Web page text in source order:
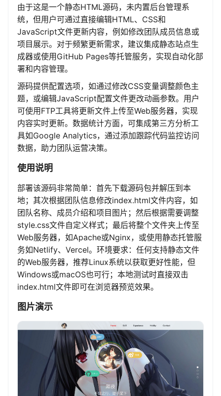
由于这是一个静态HTML源码，未内置后台管理系
统，但用户可通过直接编辑HTML、CSS和
JavaScript文件更新内容，例如修改团队成员信息或
项目展示。对于频繁更新需求，建议集成静态站点生
成器或使用GitHub Pages等托管服务，实现自动化部
署和内容管理。
源码提供配置选项，如通过修改CSS变量调整颜色主
题，或编辑JavaScript配置文件更改动画参数。用户
可使用FTP工具将更新文件上传至Web服务器，实现
内容实时更新。数据统计方面，可集成第三方分析工
具如Google Analytics，通过添加跟踪代码监控访问
数据，助力团队运营决策。
使用说明
部署该源码非常简单：首先下载源码包并解压到本
地；其次根据团队信息修改index.html文件内容，如
团队名称、成员介绍和项目图片；然后根据需要调整
style.css文件自定义样式；最后将整个文件夹上传至
Web服务器，如Apache或Nginx，或使用静态托管服
务如Netlify、Vercel。环境要求：任何支持静态文件
的Web服务器，推荐Linux系统以获取更好性能，但
Windows或macOS也可行；本地测试时直接双击
index.html文件即可在浏览器预览效果。
图片演示